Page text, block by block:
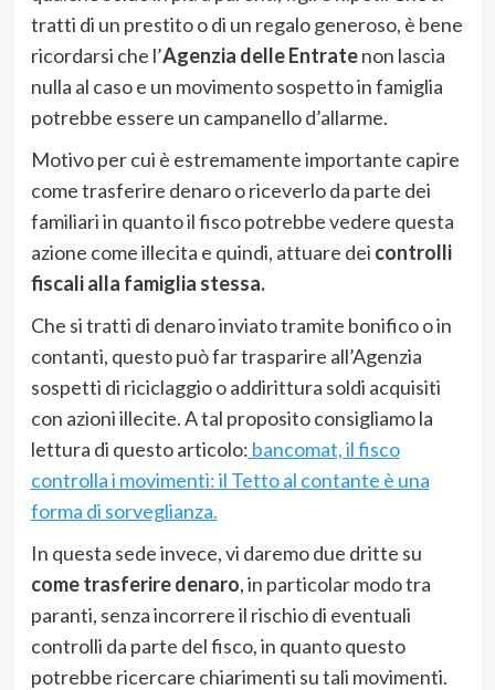
tratti di un prestito o di un regalo generoso, è bene
ricordarsi che l’Agenzia delle Entratenon lascia
nulla al caso e un movimento sospetto in famiglia
potrebbe essere un campanello d’allarme.
Motivo per cui è estremamente importante capire
come trasferire denaro o riceverlo da parte dei
familiari in quanto il fisco potrebbe vedere questa
azione come illecita e quindi, attuare dei controlli
fiscali alla famiglia stessa.
Che si tratti di denaro inviato tramite bonifico o in
contanti, questo può far trasparire all’Agenzia
sospetti di riciclaggio o addirittura soldi acquisiti
con azioni illecite. A tal proposito consigliamo la
lettura di questo articolo: bancomat, il fisco
controlla i movimenti: il Tetto al contante è una
forma di sorveglianza.
In questa sede invece, vi daremo due dritte su
come trasferire denaro, in particolar modo tra
paranti, senza incorrere il rischio di eventuali
controlli da parte del fisco, in quanto questo
potrebbe ricercare chiarimenti su tali movimenti.